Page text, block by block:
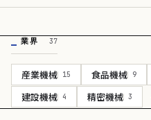
業界 37
産業機械 15 食品機械 9
建設機械 4 精密機械 3